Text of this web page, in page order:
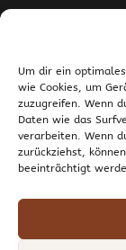
Um dir ein
wie Cookies, um
zuzugreifen. Wenn
Daten wie das
verarbeiten. Wenn
zurückziehst,
beeinträchtigt
9020
T +43 463
Kontakt /
Widerruf